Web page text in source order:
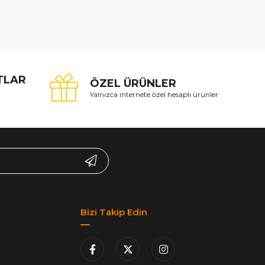
ÖZEL ÜRÜNLER
Yalnızca internete özel hesaplı ürünler
Bizi Takip Edin